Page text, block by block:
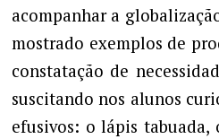
acompanhar a
mostrado exemplos de
constatação de
suscitando nos alunos
efusivos: o lápis